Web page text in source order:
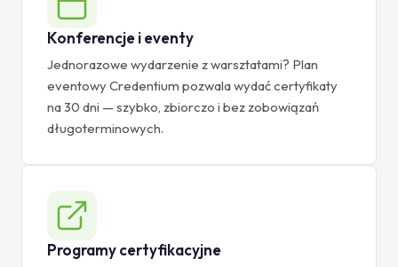
Konferencje i eventy
Jednorazowe wydarzenie z warsztatami? Plan
eventowy Credentium pozwala wydać certyfikaty
na 30 dni — szybko, zbiorczo i bez zobowiązań
długoterminowych.
Programy certyfikacyjne